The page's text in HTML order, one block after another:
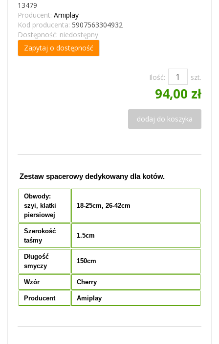
13479
Producent: Amiplay
Kod producenta: 5907563304932
Dostępność: niedostępny
Zapytaj o dostępność
Ilość: szt.
94,00 zł
dodaj do koszyka
Zestaw spacerowy dedykowany dla kotów.
Obwody:
szyi, klatki
piersiowej
18-25cm, 26-42cm
Szerokość
taśmy
1.5cm
Długość
smyczy
150cm
Wzór Cherry
Producent Amiplay